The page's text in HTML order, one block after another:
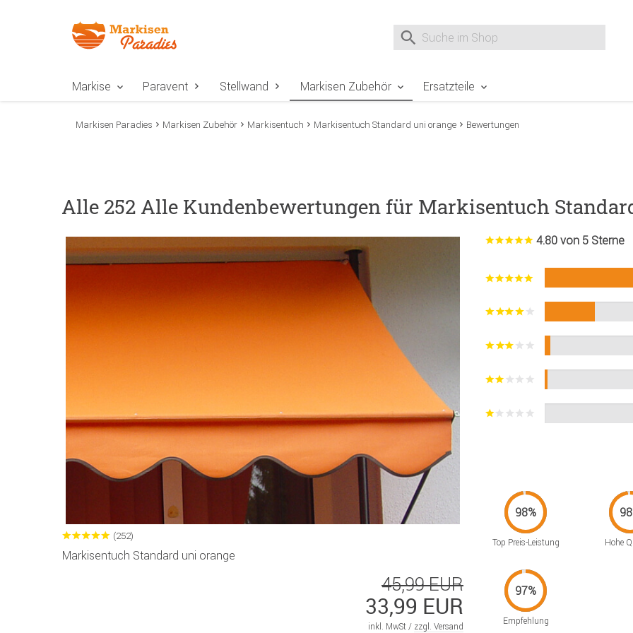
Suche nach
Markise Paravent Stellwand Markisen Zubehör Ersatzteile
Markisen Paradies Markisen Zubehör Markisentuch Markisentuch Standard uni orange Bewertungen
Alle 252 Alle Kundenbewertungen für Markisentuch
(252)
Markisentuch Standard uni orange
45,99 EUR
33,99 EUR
inkl. MwSt / zzgl. Versand
4.80 von 5 Sterne
Top Preis-Leistung Hohe
Empfehlung